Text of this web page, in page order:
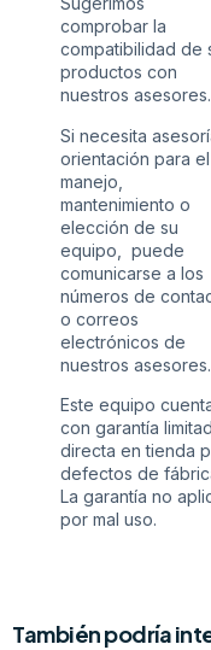
comprobar la
compatibilidad de
productos con
nuestros asesores.
Si necesita
orientación para el
manejo,
mantenimiento o
elección de su
equipo, puede
comunicarse a los
números de
o correos
electrónicos de
nuestros asesores.
Este equipo
con garantía
directa en tienda
defectos de
La garantía no
por mal uso.
También podría